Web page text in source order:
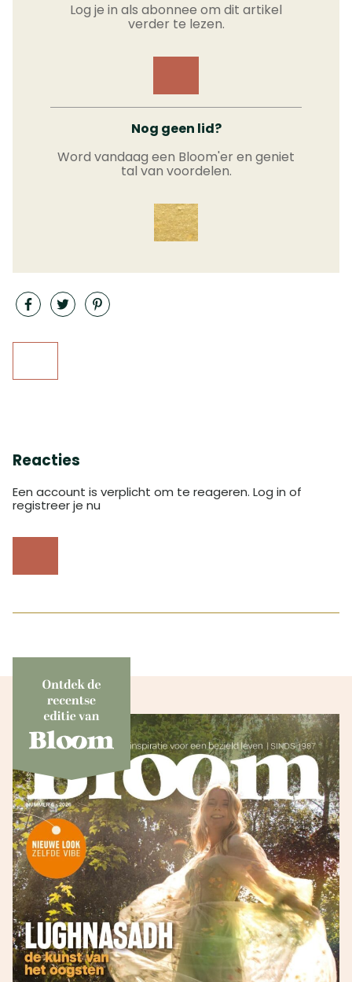
Log je in als abonnee om dit artikel
verder te lezen.
Nog geen lid?
Word vandaag een Bloom'er en geniet
tal van voordelen.
Reacties
Een account is verplicht om te reageren. Log in of
registreer je nu